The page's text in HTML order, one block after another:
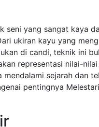
seni yang sangat kaya
ukiran kayu yang
di candi, teknik ini
representasi nilai-
sejarah dan
pentingnya